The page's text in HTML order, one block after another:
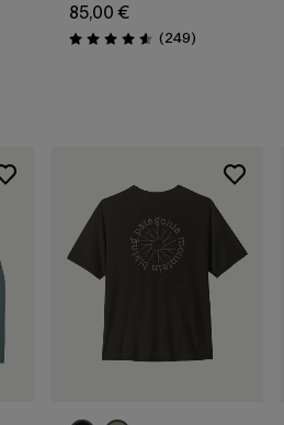
85,00 €
Évaluation: 4.6 / 5
(249Avis
)